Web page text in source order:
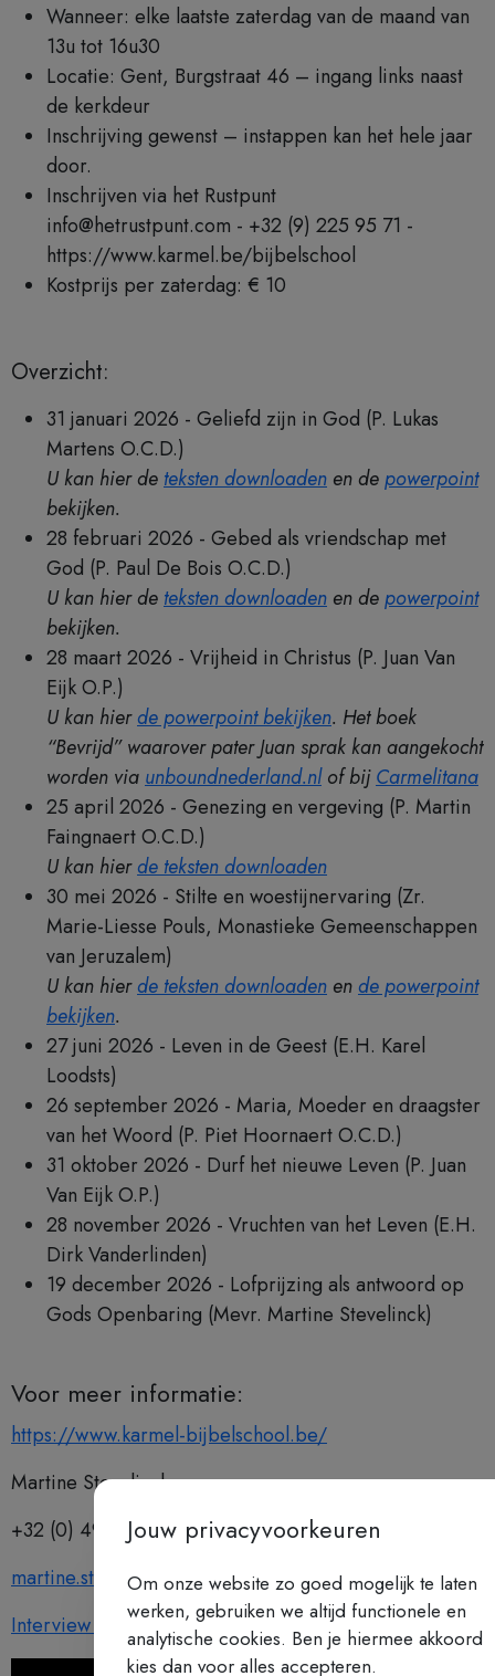
Wanneer: elke laatste zaterdag van de maand van
13u tot 16u30
Locatie: Gent, Burgstraat 46 – ingang links naast
de kerkdeur
Inschrijving gewenst – instappen kan het hele jaar
door.
Inschrijven via het Rustpunt
info@hetrustpunt.com - +32 (9) 225 95 71 -
https://www.karmel.be/bijbelschool
Kostprijs per zaterdag: € 10
Overzicht:
31 januari 2026 - Geliefd zijn in God (P. Lukas
Martens O.C.D.)
U kan hier de teksten downloaden en depowerpoint
bekijken.
28 februari 2026 - Gebed als vriendschap met
God (P. Paul De Bois O.C.D.)
U kan hier de teksten downloaden en depowerpoint
bekijken.
28 maart 2026 - Vrijheid in Christus (P. Juan Van
Eijk O.P.)
U kan hierde powerpoint bekijken. Het boek
“Bevrijd” waarover pater Juan sprak kan aangekocht
worden via unboundnederland.nlof bijCarmelitana
25 april 2026 - Genezing en vergeving (P. Martin
Faingnaert O.C.D.)
U kan hierde teksten downloaden
30 mei 2026 - Stilte en woestijnervaring (Zr.
Marie-Liesse Pouls, Monastieke Gemeenschappen
van Jeruzalem)
U kan hierde teksten downloaden ende powerpoint
bekijken.
27 juni 2026 - Leven in de Geest (E.H. Karel
Loodsts)
26 september 2026 - Maria, Moeder en draagster
van het Woord (P. Piet Hoornaert O.C.D.)
31 oktober 2026 - Durf het nieuwe Leven (P. Juan
Van Eijk O.P.)
28 november 2026 - Vruchten van het Leven (E.H.
Dirk Vanderlinden)
19 december 2026 - Lofprijzing als antwoord op
Gods Openbaring (Mevr. Martine Stevelinck)
Voor meer informatie:
https://www.karmel-bijbelschool.be/
Martine Stevelinck
+32 (0) 494 72 35 40
martine.stevelinck@telenet.be
Interview bij Radio Maria
Jouw privacyvoorkeuren
Om onze website zo goed mogelijk te laten
werken, gebruiken we altijd functionele en
analytische cookies. Ben je hiermee akkoord
kies dan voor alles accepteren.